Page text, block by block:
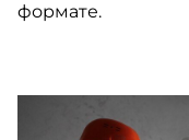
формате.